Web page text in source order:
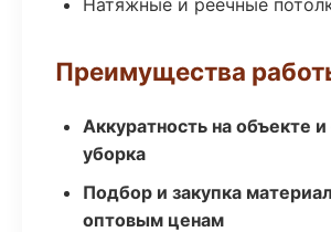
Натяжные и реечные
Преимущества
Аккуратность на объекте
уборка
Подбор и закупка
оптовым ценам